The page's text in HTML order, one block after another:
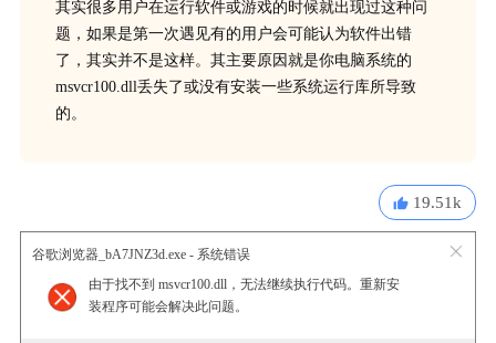
其实很多用户在运行软件或游戏的时候就出现过这种问
题，如果是第一次遇见有的用户会可能认为软件出错
了，其实并不是这样。其主要原因就是你电脑系统的
msvcr100.dll丢失了或没有安装一些系统运行库所导致
的。
19.51k
谷歌浏览器_bA7JNZ3d.exe - 系统错误
由于找不到 msvcr100.dll，无法继续执行代码。重新安
装程序可能会解决此问题。